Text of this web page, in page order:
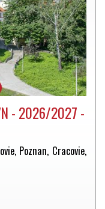
- 2026/2027 -
Poznan, Cracovie,